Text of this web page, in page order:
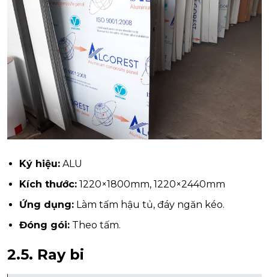
Ký hiệu: ALU
Kích thước: 1220×1800mm, 1220×2440mm
Ứng dụng: Làm tấm hậu tủ, đáy ngăn kéo.
Đóng gói: Theo tấm.
2.5. Ray bi